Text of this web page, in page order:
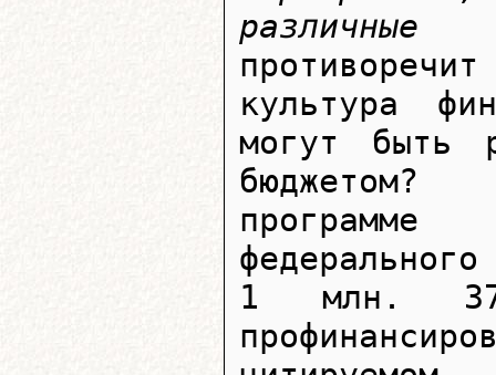
различные
культура
могут быть
бюджетом?
1 млн. 37